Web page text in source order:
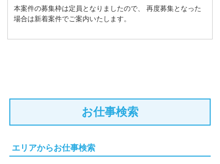
本案件の募集枠は定員となりましたので、
再度募集となった
場合は新着案件でご案内いたします。
お仕事検索
エリアからお仕事検索